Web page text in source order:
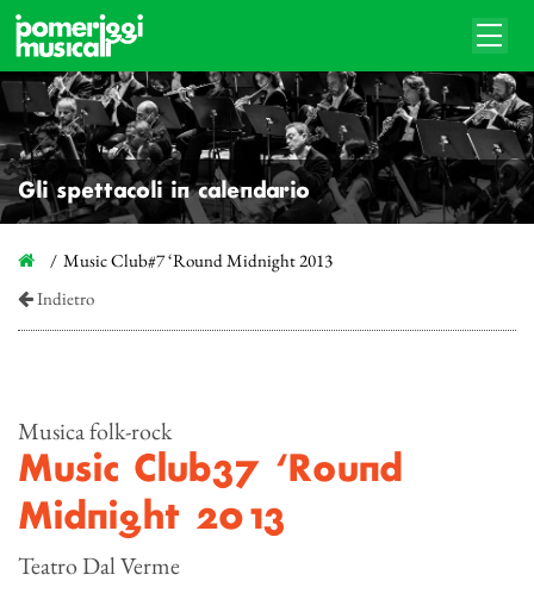
Gli spettacoli in calendario
Music Club#7 ‘Round Midnight 2013
Indietro
Musica folk-rock
Music Club#7 ‘Round
Midnight 2013
Teatro Dal Verme